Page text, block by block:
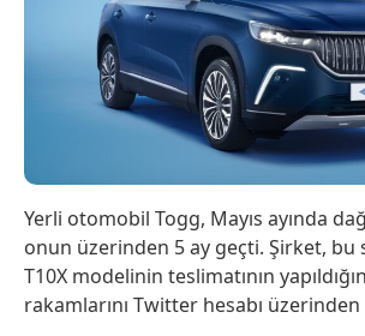
Yerli otomobil Togg, Mayıs ayında
onun üzerinden 5 ay geçti. Şirket, bu
T10X modelinin teslimatının
rakamlarını Twitter hesabı üzerinden